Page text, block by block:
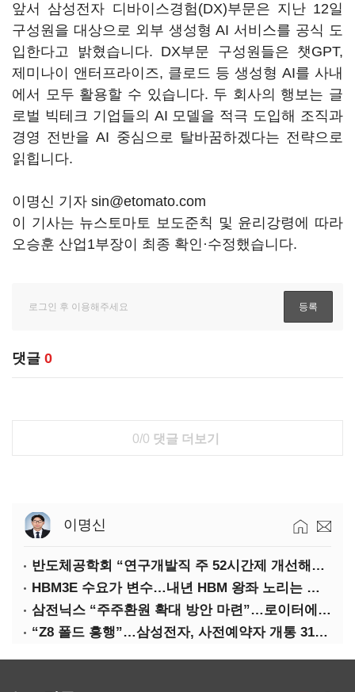
앞서 삼성전자 디바이스경험(DX)부문은 지난 12일
구성원을 대상으로 외부 생성형 AI 서비스를 공식 도
입한다고 밝혔습니다. DX부문 구성원들은 챗GPT,
제미나이 앤터프라이즈, 클로드 등 생성형 AI를 사내
에서 모두 활용할 수 있습니다. 두 회사의 행보는 글
로벌 빅테크 기업들의 AI 모델을 적극 도입해 조직과
경영 전반을 AI 중심으로 탈바꿈하겠다는 전략으로
읽힙니다.
이명신 기자 sin@etomato.com
이 기사는 뉴스토마토 보도준칙 및 윤리강령에 따라
오승훈 산업1부장이 최종 확인·수정했습니다.
댓글 0
0/0 댓글 더보기
이명신
반도체공학회 “연구개발직 주 52시간제 개선해야”
HBM3E 수요가 변수…내년 HBM 왕좌 노리는 삼성
삼전닉스 “주주환원 확대 방안 마련”…로이터에 성명 보내
“Z8 폴드 흥행”…삼성전자, 사전예약자 개통 31일까지 연장